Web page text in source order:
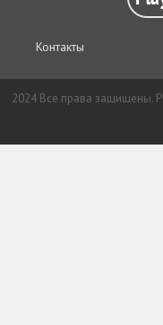
Контакты
2024 Все права защищены.